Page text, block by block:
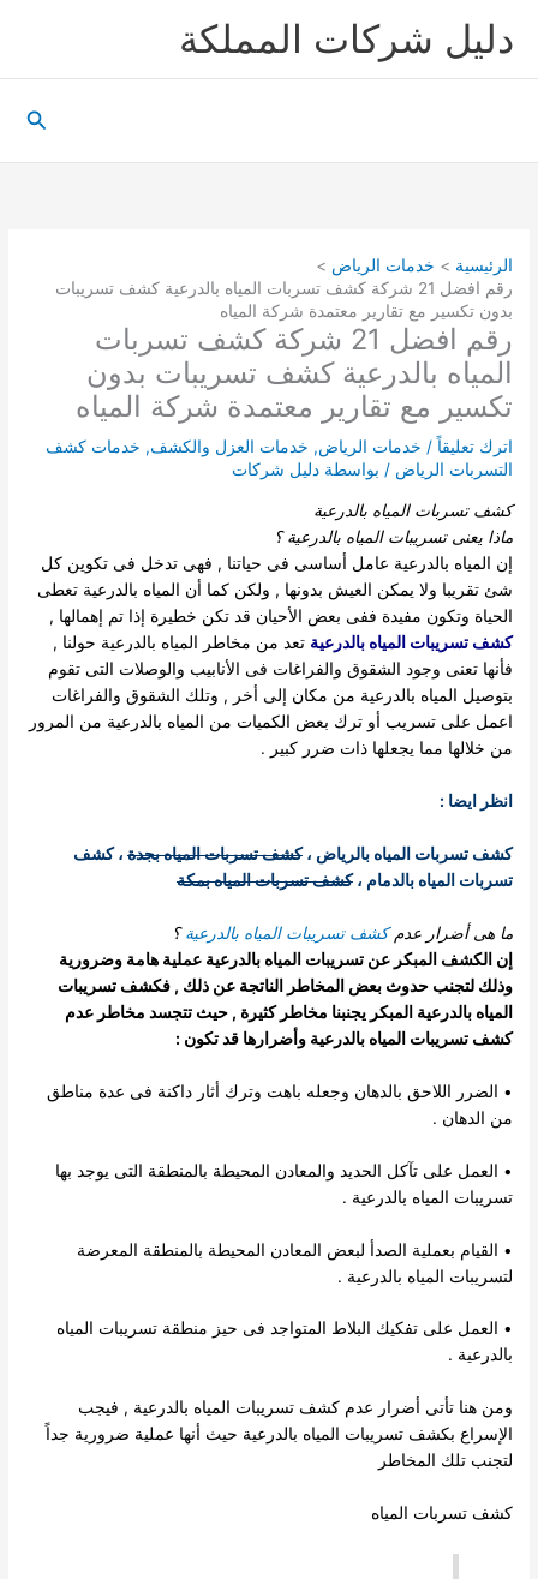
دليل شركات المملكة
الرئيسية
خدمات الرياض
رقم افضل 21 شركة كشف تسربات المياه بالدرعية كشف تسريبات
بدون تكسير مع تقارير معتمدة شركة المياه
رقم افضل 21 شركة كشف تسربات
المياه بالدرعية كشف تسريبات بدون
تكسير مع تقارير معتمدة شركة المياه
اترك تعليقاً / خدمات الرياض, خدمات العزل والكشف, خدمات كشف
التسربات الرياض / بواسطة دليل شركات
كشف تسربات المياه بالدرعية
ماذا يعنى تسريبات المياه بالدرعية؟
إن المياه بالدرعية عامل أساسى فى حياتنا , فهى تدخل فى تكوين كل
شئ تقريبا ولا يمكن العيش بدونها , ولكن كما أن المياه بالدرعية تعطى
الحياة وتكون مفيدة ففى بعض الأحيان قد تكن خطيرة إذا تم إهمالها ,
كشف تسريبات المياه بالدرعية تعد من مخاطر المياه بالدرعية حولنا ,
فأنها تعنى وجود الشقوق والفراغات فى الأنابيب والوصلات التى تقوم
بتوصيل المياه بالدرعية من مكان إلى أخر , وتلك الشقوق والفراغات
اعمل على تسريب أو ترك بعض الكميات من المياه بالدرعية من المرور
من خلالها مما يجعلها ذات ضرر كبير .
انظر ايضا :
كشف تسربات المياه بالرياض ،كشف تسربات المياه بجدة ،كشف
تسربات المياه بالدمام ،كشف تسربات المياه بمكة
ما هى أضرار عدمكشف تسريبات المياه بالدرعية؟
إن الكشف المبكر عن تسريبات المياه بالدرعية عملية هامة وضرورية
وذلك لتجنب حدوث بعض المخاطر الناتجة عن ذلك , فكشف تسريبات
المياه بالدرعية المبكر يجنبنا مخاطر كثيرة , حيث تتجسد مخاطر عدم
كشف تسريبات المياه بالدرعية وأضرارها قد تكون :
• الضرر اللاحق بالدهان وجعله باهت وترك أثار داكنة فى عدة مناطق
من الدهان .
• العمل على تآكل الحديد والمعادن المحيطة بالمنطقة التى يوجد بها
تسريبات المياه بالدرعية .
• القيام بعملية الصدأ لبعض المعادن المحيطة بالمنطقة المعرضة
لتسريبات المياه بالدرعية .
• العمل على تفكيك البلاط المتواجد فى حيز منطقة تسريبات المياه
بالدرعية .
ومن هنا تأتى أضرار عدم كشف تسريبات المياه بالدرعية , فيجب
الإسراع بكشف تسريبات المياه بالدرعية حيث أنها عملية ضرورية جداً
لتجنب تلك المخاطر
كشف تسربات المياه